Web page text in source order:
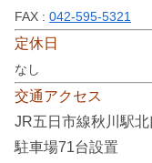
FAX : 042-595-5321
定休日
なし
交通アクセス
JR五日市線秋川駅
駐車場71台設置